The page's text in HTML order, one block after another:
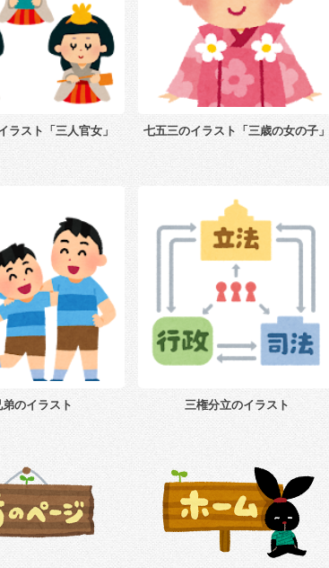
ラスト「三人官女」 七五三のイラスト「三歳の女の子」
のイラスト 三権分立のイラスト